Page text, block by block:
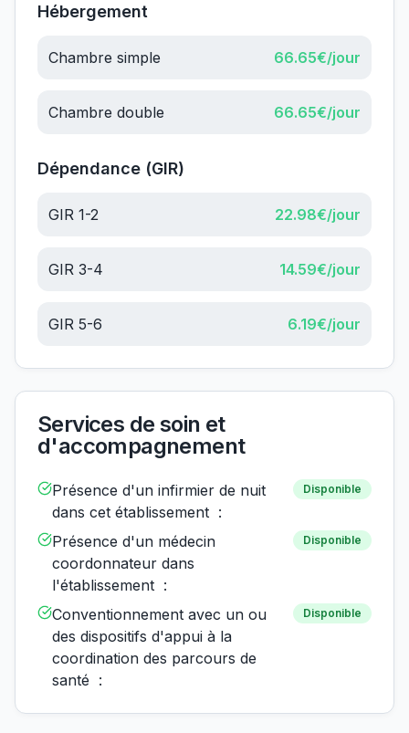
Hébergement
Chambre simple 66.65€/jour
Chambre double 66.65€/jour
Dépendance (GIR)
GIR 1-2 22.98€/jour
GIR 3-4 14.59€/jour
GIR 5-6 6.19€/jour
Services de soin et
d'accompagnement
Présence d'un infirmier de nuit
dans cet établissement :
Disponible
Présence d'un médecin
coordonnateur dans
l'établissement :
Disponible
Conventionnement avec un ou
des dispositifs d'appui à la
coordination des parcours de
santé :
Disponible